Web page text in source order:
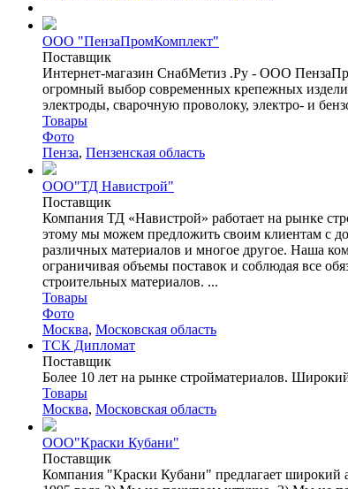
ООО "ПензаПромКомплект"
Поставщик
Интернет-магазин СнабМетиз .Ру - ООО
огромный выбор современных крепежных
электроды, сварочную проволоку, электро- и
Товары
Фото
Пенза, Пензенская область
ООО"ТД Навистрой"
Поставщик
Компания ТД «Навистрой» работает на рынке
этому мы можем предложить своим клиентам с
различных материалов и многое другое. Наша
ограничивая объемы поставок и соблюдая все
строительных материалов. ...
Товары
Фото
Москва, Московская область
ТСК Дипломат
Поставщик
Более 10 лет на рынке стройматериалов.
Товары
Москва, Московская область
ООО"Краски Кубани"
Поставщик
Компания "Краски Кубани" предлагает широкий